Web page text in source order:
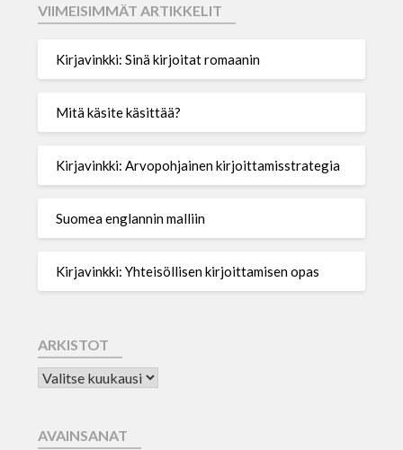
VIIMEISIMMÄT ARTIKKELIT
Kirjavinkki: Sinä kirjoitat romaanin
Mitä käsite käsittää?
Kirjavinkki: Arvopohjainen kirjoittamisstrategia
Suomea englannin malliin
Kirjavinkki: Yhteisöllisen kirjoittamisen opas
ARKISTOT
AVAINSANAT